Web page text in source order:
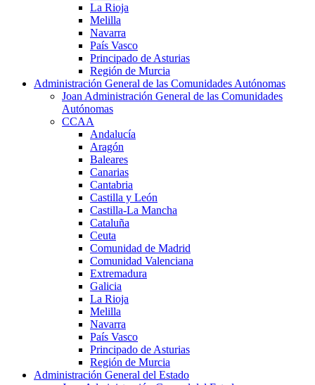
La Rioja
Melilla
Navarra
País Vasco
Principado de Asturias
Región de Murcia
Administración General de las Comunidades Autónomas
Joan Administración General de las Comunidades
Autónomas
CCAA
Andalucía
Aragón
Baleares
Canarias
Cantabria
Castilla y León
Castilla-La Mancha
Cataluña
Ceuta
Comunidad de Madrid
Comunidad Valenciana
Extremadura
Galicia
La Rioja
Melilla
Navarra
País Vasco
Principado de Asturias
Región de Murcia
Administración General del Estado